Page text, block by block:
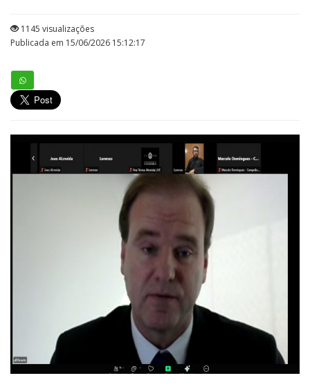
1145 visualizações
Publicada em 15/06/2026 15:12:17